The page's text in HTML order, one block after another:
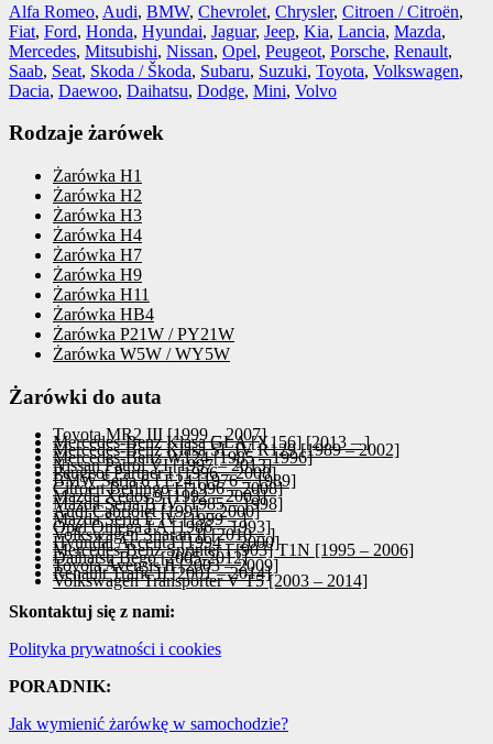
Alfa Romeo, Audi, BMW, Chevrolet, Chrysler, Citroen / Citroën,
Fiat, Ford, Honda, Hyundai, Jaguar, Jeep, Kia, Lancia, Mazda,
Mercedes, Mitsubishi, Nissan, Opel, Peugeot, Porsche, Renault,
Saab, Seat, Skoda / Škoda, Subaru, Suzuki, Toyota, Volkswagen,
Dacia, Daewoo, Daihatsu, Dodge, Mini, Volvo
Rodzaje żarówek
Żarówka H1
Żarówka H2
Żarówka H3
Żarówka H4
Żarówka H7
Żarówka H9
Żarówka H11
Żarówka HB4
Żarówka P21W / PY21W
Żarówka W5W / WY5W
Żarówki do auta
Toyota MR2 III [1999 – 2007]
Mercedes-Benz Klasa GLA [X156] [2013 – ]
Mercedes-Benz Klasa SL IV R129 [1989 – 2002]
Mercedes-Benz W124 [1985 – 1996]
Nissan Patrol VI [1997 – 2013]
Peugeot Partner I [1996 – 2008]
BMW Seria 6 I E24 [1976 – 1989]
Citroen Berlingo I [1996 – 2008]
Mazda Xedos 9 [1992 – 2003]
Mazda Seria B IV [1985 – 1998]
Audi Cabriolet [1991 – 2000]
Mazda Seria E IV [1999 – ]
Opel Omega I A [1986 – 1993]
Volkswagen Sharan II [2010 – ]
Hyundai Accent I [1994 – 2000]
Mercedes-Benz Sprinter I [903] T1N [1995 – 2006]
Daihatsu Bego [2005-2012]
Toyota Avensis II [2003 – 2009]
Renault Trafic II [2001 – 2014]
Volkswagen Transporter V T5 [2003 – 2014]
Skontaktuj się z nami:
Polityka prywatności i cookies
PORADNIK:
Jak wymienić żarówkę w samochodzie?